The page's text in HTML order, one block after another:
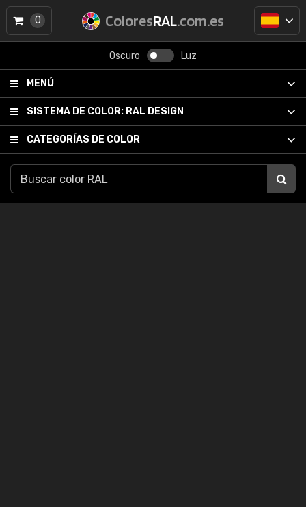
ColoresRAL.com.es
Oscuro Luz
MENÚ
SISTEMA DE COLOR: RAL DESIGN
CATEGORÍAS DE COLOR
0